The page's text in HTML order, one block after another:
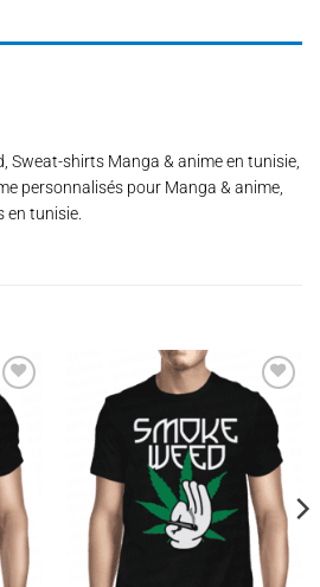
Sweat-shirts Manga & anime en tunisie,
personnalisés pour Manga & anime,
en tunisie.
Ajouter
à la
wishlist
Ajouter
à la
wishlist